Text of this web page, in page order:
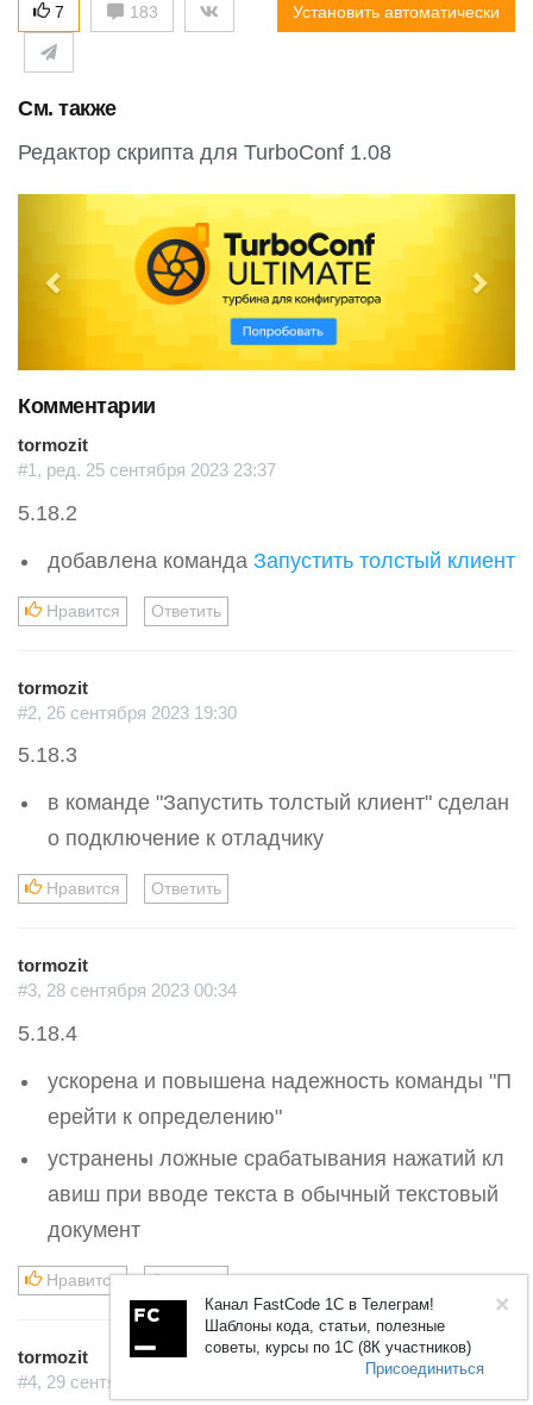
Установить автоматически
7 183
См. также
Редактор скрипта для TurboConf 1.08
e
o
u
s
x
Комментарии
tormozit
#1, ред. 25 сентября 2023 23:37
5.18.2
добавлена команда Запустить толстый клиент
Нравится Ответить
tormozit
#2, 26 сентября 2023 19:30
5.18.3
в команде "Запустить толстый клиент" сделан
о подключение к отладчику
Нравится Ответить
tormozit
#3, 28 сентября 2023 00:34
5.18.4
ускорена и повышена надежность команды "П
ерейти к определению"
устранены ложные срабатывания нажатий кл
авиш при вводе текста в обычный текстовый
документ
Нравится Ответить
tormozit
#4, 29 сентября 2023 00:17
×
Канал FastCode 1C в Телеграм!
Шаблоны кода, статьи, полезные
советы, курсы по 1С (8К участников)
Присоединиться